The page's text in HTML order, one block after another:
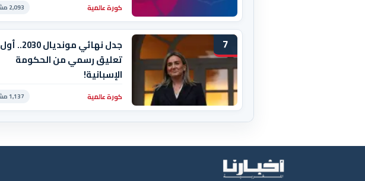
كورة عالمية 2,093 مشاهدة
7
جدل نهائي مونديال 2030.. أول
تعليق رسمي من الحكومة
الإسبانية!
كورة عالمية 1,137 مشاهدة